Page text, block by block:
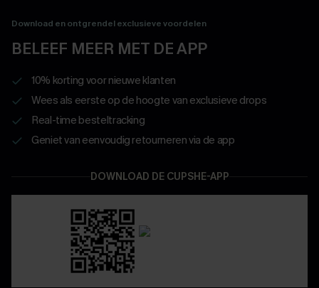
Download en ontgrendel exclusieve voordelen
BELEEF MEER MET DE APP
10% korting voor nieuwe klanten
Wees als eerste op de hoogte van exclusieve drops
Real-time besteltracking
Geniet van eenvoudig retourneren via de app
DOWNLOAD DE CUPSHE-APP